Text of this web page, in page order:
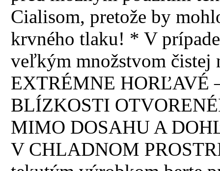
Cialisom, pretože by
krvného tlaku! * V
veľkým množstvom čistej
EXTRÉMNE HORĽAVÉ
BLÍZKOSTI
MIMO DOSAHU A
V CHLADNOM